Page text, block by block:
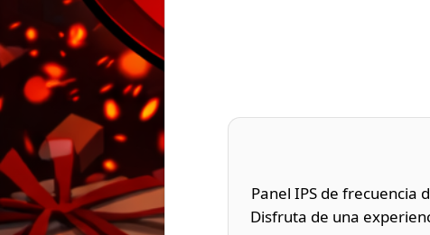
Panel IPS de frecuencia
Disfruta de una